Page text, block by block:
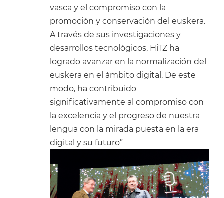
vasca y el compromiso con la
promoción y conservación del euskera.
A través de sus investigaciones y
desarrollos tecnológicos, HiTZ ha
logrado avanzar en la normalización del
euskera en el ámbito digital. De este
modo, ha contribuido
significativamente al compromiso con
la excelencia y el progreso de nuestra
lengua con la mirada puesta en la era
digital y su futuro”